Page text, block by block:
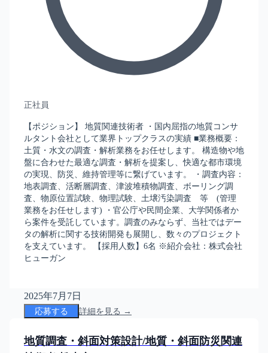
正社員
【ポジション】 地質関連技術者 ・国内屈指の地質コンサ
ルタント会社として業界トップクラスの実績 ■業務概要：
土質・水文の調査・解析業務をお任せします。 構造物や地
盤に合わせた最適な調査・解析を提案し、快適な都市環境
の実現、防災、維持管理等に繋げています。 ・調査内容：
地表調査、活断層調査、津波堆積物調査、ボーリング調
査、物原位置試験、物理試験、土壌汚染調査 等 (管理
業務をお任せします) ・官公庁や民間企業、大学関係者か
ら案件を受託しています。調査のみならず、当社ではデー
タの解析に関する技術開発も展開し、数々のプロジェクト
を支えています。 【採用人数】6名 ※紹介会社：株式会社
ヒューガン
2025年7月7日
応募する 詳細を見る →
地質調査・斜面対策設計/地質・斜面防災関連